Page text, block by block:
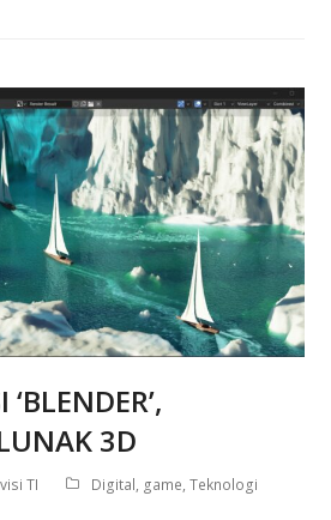
3D
TI Digital, game,Teknologi